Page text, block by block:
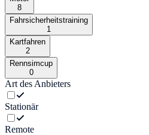
8
Fahrsicherheitstraining
1
Kartfahren
2
Rennsimcup
0
Art des Anbieters
Stationär
Remote